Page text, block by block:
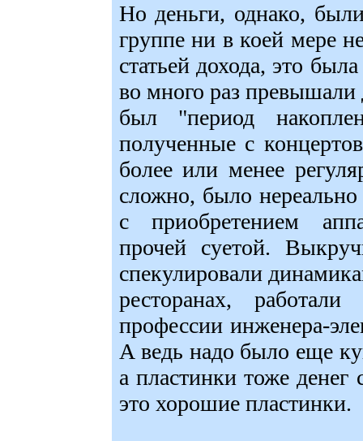
Но деньги, однако,
группе ни в коей мере
статьей дохода, это
во много раз превышали
был "период
полученные с
более или менее
сложно, было нереально
с приобретением
прочей суетой.
спекулировали
ресторанах,
профессии инженера-
А ведь надо было еще
а пластинки тоже денег
это хорошие пластинки.